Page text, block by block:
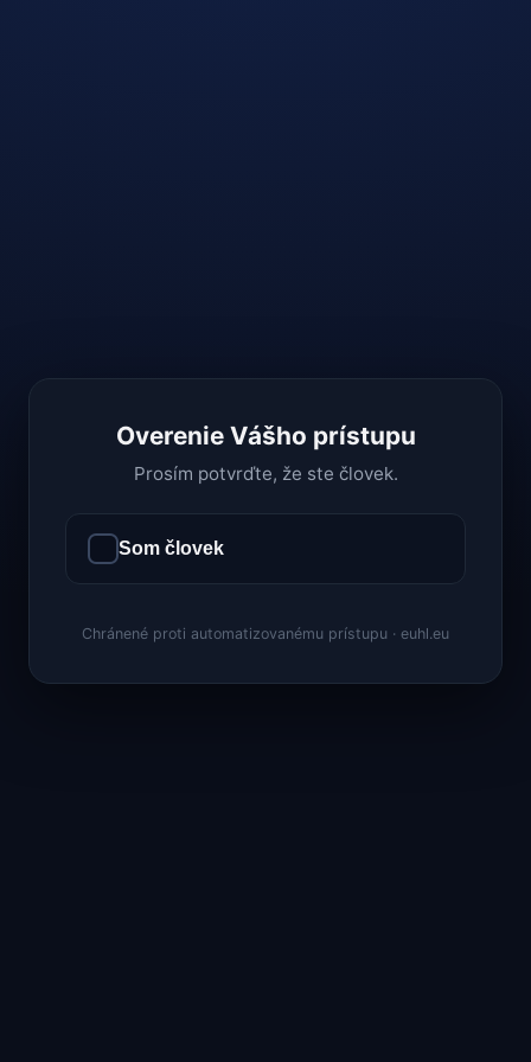
Overenie Vášho prístupu
Prosím potvrďte, že ste človek.
Som človek
Chránené proti automatizovanému prístupu · euhl.eu